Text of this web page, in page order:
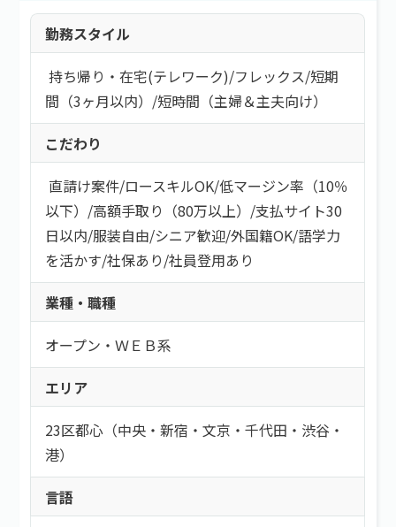
勤務スタイル
持ち帰り・在宅(テレワーク)/フレックス/短期
間（3ヶ月以内） /短時間（主婦＆主夫向け）
こだわり
直請け案件/ロースキルOK/低マージン率（10％
以下） /高額手取り（80万以上） /支払サイト30
日以内/服装自由/シニア歓迎/外国籍OK/語学力
を活かす/社保あり/社員登用あり
業種・職種
オープン・ＷＥＢ系
エリア
23区都心（中央・新宿・文京・千代田・渋谷・
港）
言語